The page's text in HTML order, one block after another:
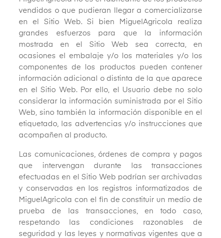
vendidos o que pudieran llegar a comercializarse
en el Sitio Web. Si bien MiguelAgricola realiza
grandes esfuerzos para que la información
mostrada en el Sitio Web sea correcta, en
ocasiones el embalaje y/o los materiales y/o los
componentes de los productos pueden contener
información adicional o distinta de la que aparece
en el Sitio Web. Por ello, el Usuario debe no solo
considerar la información suministrada por el Sitio
Web, sino también la información disponible en el
etiquetado, las advertencias y/o instrucciones que
acompañen al producto.
Las comunicaciones, órdenes de compra y pagos
que intervengan durante las transacciones
efectuadas en el Sitio Web podrían ser archivadas
y conservadas en los registros informatizados de
MiguelAgricola con el fin de constituir un medio de
prueba de las transacciones, en todo caso,
respetando las condiciones razonables de
seguridad y las leyes y normativas vigentes que a